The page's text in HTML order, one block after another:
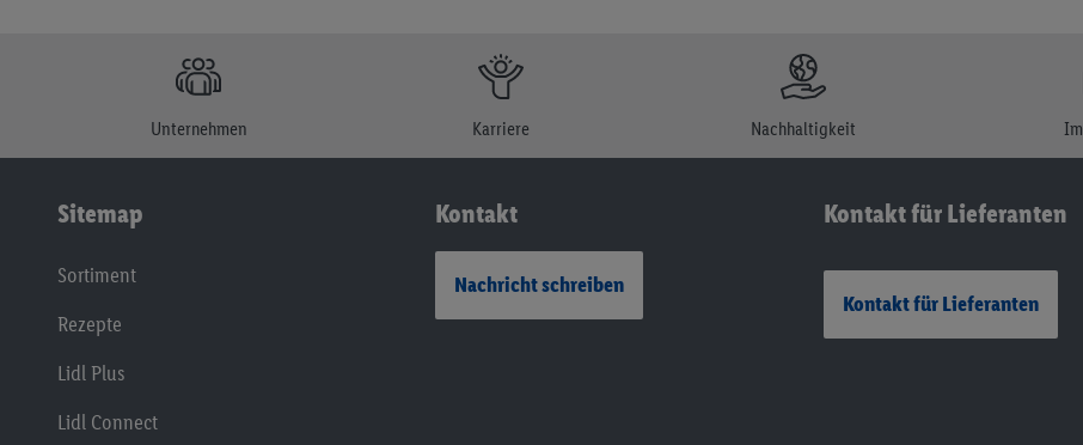
Unternehmen Karriere Nachhaltigkeit
Sitemap
Sortiment
Rezepte
Lidl Plus
Lidl Connect
Kontakt
Nachricht schreiben
Kontakt für Lieferanten
Kontakt für Lieferanten